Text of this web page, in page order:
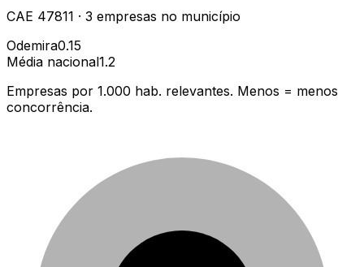
CAE 47811 · 3 empresas no município
Odemira0.15
Média nacional1.2
Empresas por 1.000 hab. relevantes. Menos = menos
concorrência.